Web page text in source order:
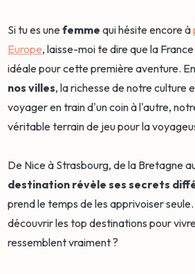
Si tu es unefemme qui hésite encore à
Europe, laisse-moi te dire que la
idéale pour cette première aventure.
nos villes, la richesse de notre culture
voyager en train d'un coin à l'autre,
véritable terrain de jeu pour la
De Nice à Strasbourg, de la Bretagne
destination révèle ses secrets
prend le temps de les apprivoiser
découvrir les top destinations pour
ressemblent vraiment ?